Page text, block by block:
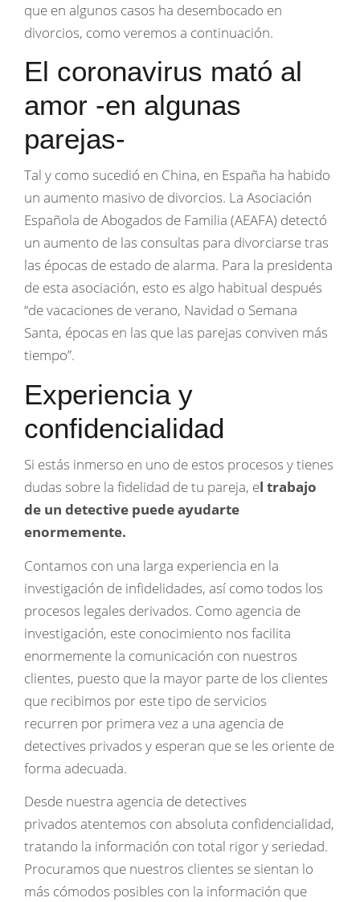
que en algunos casos ha desembocado en
divorcios, como veremos a continuación.
El coronavirus mató al
amor -en algunas
parejas-
Tal y como sucedió en China, en España ha habido
un aumento masivo de divorcios. La Asociación
Española de Abogados de Familia (AEAFA) detectó
un aumento de las consultas para divorciarse tras
las épocas de estado de alarma. Para la presidenta
de esta asociación, esto es algo habitual después
“de vacaciones de verano, Navidad o Semana
Santa, épocas en las que las parejas conviven más
tiempo”.
Experiencia y
confidencialidad
Si estás inmerso en uno de estos procesos y tienes
dudas sobre la fidelidad de tu pareja, el trabajo
de un detective puede ayudarte
enormemente.
Contamos con una larga experiencia en la
investigación de infidelidades, así como todos los
procesos legales derivados. Como agencia de
investigación, este conocimiento nos facilita
enormemente la comunicación con nuestros
clientes, puesto que la mayor parte de los clientes
que recibimos por este tipo de servicios
recurren por primera vez a una agencia de
detectives privados y esperan que se les oriente de
forma adecuada.
Desde nuestra agencia de detectives
privados atentemos con absoluta confidencialidad,
tratando la información con total rigor y seriedad.
Procuramos que nuestros clientes se sientan lo
más cómodos posibles con la información que